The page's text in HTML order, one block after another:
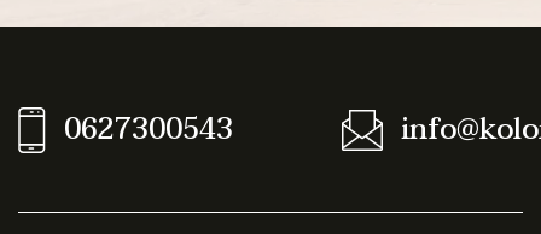
0627300543